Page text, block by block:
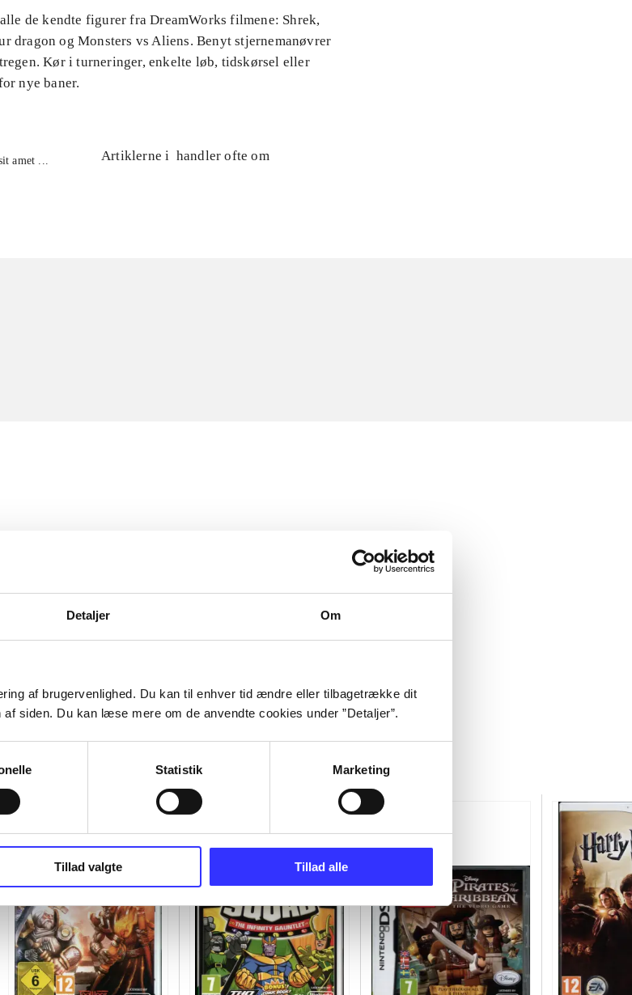
Detaljer Om
af brugervenlighed. Du kan til enhver tid ændre eller tilbagetrække dit
siden. Du kan læse mere om de anvendte cookies under ”Detaljer”.
Statistik Marketing
Tillad valgte Tillad alle
de kendte figurer fra DreamWorks filmene: Shrek,
dragon og Monsters vs Aliens. Benyt stjernemanøvrer
Kør i turneringer, enkelte løb, tidskørsel eller
nye baner.
amet ...
Artiklerne i handler ofte om